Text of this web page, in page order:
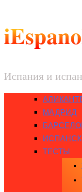
Испания и
МАДРИД
ТЕСТЫ